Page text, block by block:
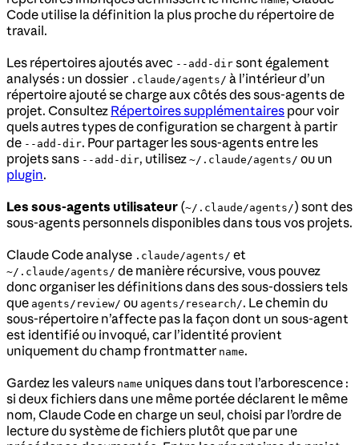
Code utilise la définition la plus proche du répertoire de
travail.
Les répertoires ajoutés avec --add-dir sont également
analysés : un dossier .claude/agents/ à l’intérieur d’un
répertoire ajouté se charge aux côtés des sous-agents de
projet. Consultez Répertoires supplémentaires pour voir
quels autres types de configuration se chargent à partir
de --add-dir. Pour partager les sous-agents entre les
projets sans --add-dir, utilisez ~/.claude/agents/ ou un
plugin.
Les sous-agents utilisateur (~/.claude/agents/) sont des
sous-agents personnels disponibles dans tous vos projets.
Claude Code analyse .claude/agents/ et
~/.claude/agents/ de manière récursive, vous pouvez
donc organiser les définitions dans des sous-dossiers tels
que agents/review/ ou agents/research/. Le chemin du
sous-répertoire n’affecte pas la façon dont un sous-agent
est identifié ou invoqué, car l’identité provient
uniquement du champ frontmatter name.
Gardez les valeurs name uniques dans tout l’arborescence :
si deux fichiers dans une même portée déclarent le même
nom, Claude Code en charge un seul, choisi par l’ordre de
lecture du système de fichiers plutôt que par une